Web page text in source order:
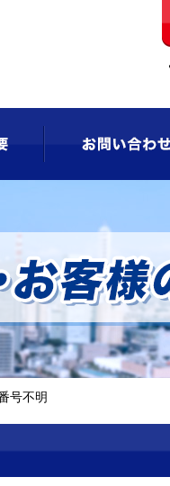
号不明